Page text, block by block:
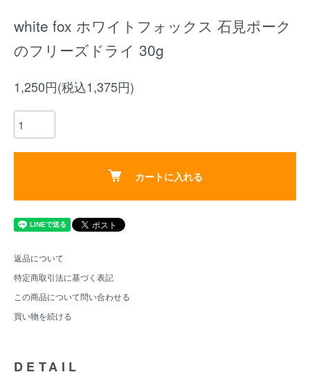
white fox ホワイトフォックス 石見ポーク
のフリーズドライ 30g
1,250円(税込1,375円)
カートに入れる
返品について
特定商取引法に基づく表記
この商品について問い合わせる
買い物を続ける
DETAIL